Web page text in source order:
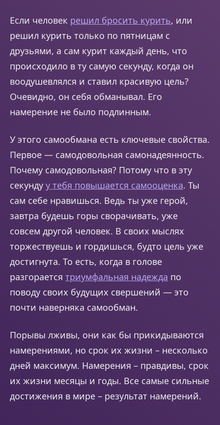
Если человек решил бросить курить, или
решил курить только по пятницам с
друзьями, а сам курит каждый день, что
происходило в ту самую секунду, когда он
воодушевлялся и ставил красивую цель?
Очевидно, он себя обманывал. Его
намерение не было подлинным.
У этого самообмана есть ключевые свойства.
Первое — самодовольная самонадеянность.
Почему самодовольная? Потому что в эту
секунду у тебя повышается самооценка. Ты
сам себе нравишься. Ведь ты уже герой,
завтра будешь горы сворачивать, уже
совсем другой человек. В своих мыслях
торжествуешь и гордишься, будто цель уже
достигнута. То есть, когда в голове
разгорается триумфальная надежда по
поводу своих будущих свершений — это
почти наверняка самообман.
Порывы лживы, они как бы прикидываются
намерениями, но срок их жизни – несколько
дней максимум. Намерения – правдивы, срок
их жизни месяцы и годы. Все самые сильные
достижения в мире – результат намерений.